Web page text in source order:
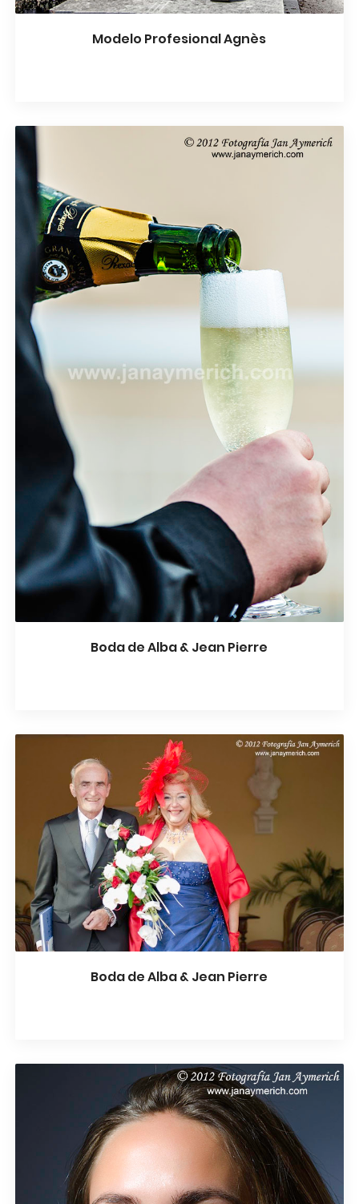
Modelo Profesional Agnès
Boda de Alba & Jean Pierre
Boda de Alba & Jean Pierre